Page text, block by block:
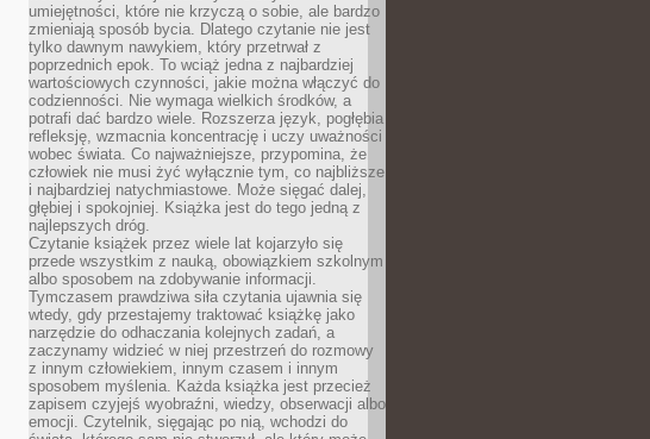
umiejętności, które nie krzyczą o sobie, ale bardzo
zmieniają sposób bycia. Dlatego czytanie nie jest
tylko dawnym nawykiem, który przetrwał z
poprzednich epok. To wciąż jedna z najbardziej
wartościowych czynności, jakie można włączyć do
codzienności. Nie wymaga wielkich środków, a
potrafi dać bardzo wiele. Rozszerza język, pogłębia
refleksję, wzmacnia koncentrację i uczy uważności
wobec świata. Co najważniejsze, przypomina, że
człowiek nie musi żyć wyłącznie tym, co najbliższe
i najbardziej natychmiastowe. Może sięgać dalej,
głębiej i spokojniej. Książka jest do tego jedną z
najlepszych dróg.
Czytanie książek przez wiele lat kojarzyło się
przede wszystkim z nauką, obowiązkiem szkolnym
albo sposobem na zdobywanie informacji.
Tymczasem prawdziwa siła czytania ujawnia się
wtedy, gdy przestajemy traktować książkę jako
narzędzie do odhaczania kolejnych zadań, a
zaczynamy widzieć w niej przestrzeń do rozmowy
z innym człowiekiem, innym czasem i innym
sposobem myślenia. Każda książka jest przecież
zapisem czyjejś wyobraźni, wiedzy, obserwacji albo
emocji. Czytelnik, sięgając po nią, wchodzi do